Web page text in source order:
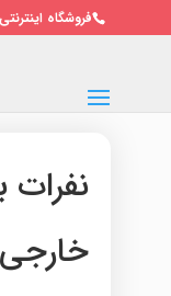
فروشگاه اینترنتی پرواز 09128501125
نفرات
خارجی